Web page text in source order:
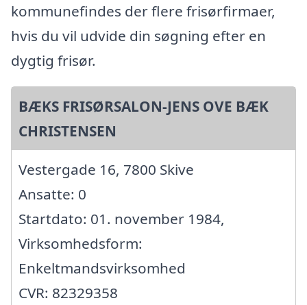
kommunefindes der flere frisørfirmaer,
hvis du vil udvide din søgning efter en
dygtig frisør.
BÆKS FRISØRSALON-JENS OVE BÆK
CHRISTENSEN
Vestergade 16, 7800 Skive
Ansatte: 0
Startdato: 01. november 1984,
Virksomhedsform:
Enkeltmandsvirksomhed
CVR: 82329358